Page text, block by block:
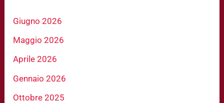
Giugno 2026
Maggio 2026
Aprile 2026
Gennaio 2026
Ottobre 2025